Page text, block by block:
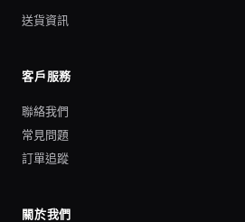
送貨資訊
客戶服務
聯絡我們
常見問題
訂單追蹤
關於我們